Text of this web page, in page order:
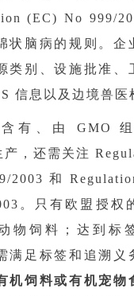
(EC) No 999/
状脑病的规则。企
类别、设施批准、
信息以及边境兽医
有、由 GMO
产，还需关注
2003 和
。只有欧盟授权
物饲料；达到标
满足标签和追溯义
机饲料或有机宠物